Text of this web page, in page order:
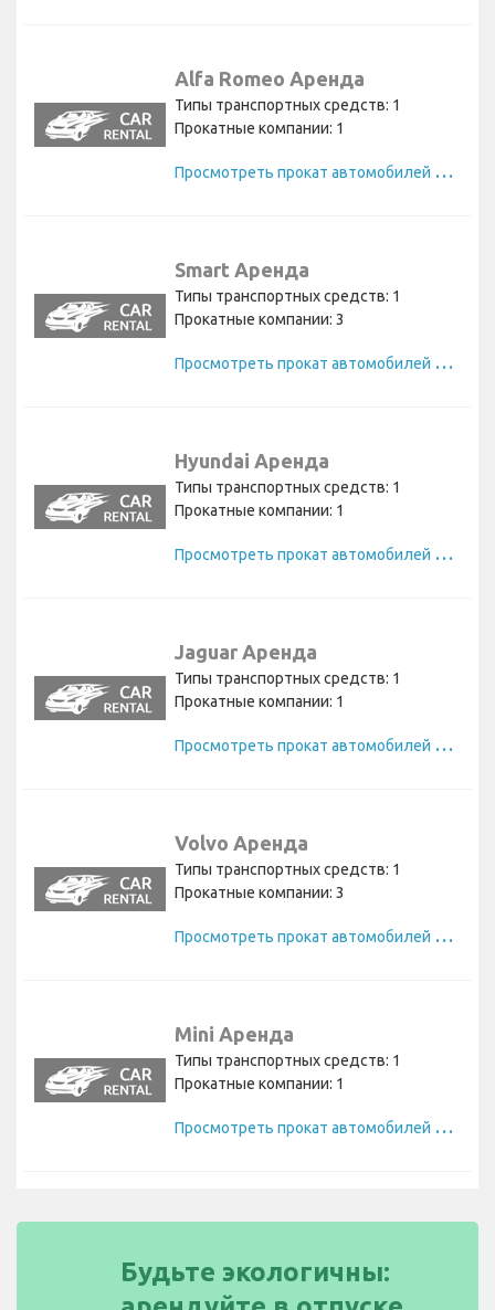
Alfa Romeo Аренда
Типы транспортных средств: 1
Прокатные компании: 1
П
росмотреть прокат автомобилей Alfa Romeo
Smart Аренда
Типы транспортных средств: 1
Прокатные компании: 3
П
росмотреть прокат автомобилей Smart
Hyundai Аренда
Типы транспортных средств: 1
Прокатные компании: 1
П
росмотреть прокат автомобилей Hyundai
Jaguar Аренда
Типы транспортных средств: 1
Прокатные компании: 1
П
росмотреть прокат автомобилей Jaguar
Volvo Аренда
Типы транспортных средств: 1
Прокатные компании: 3
П
росмотреть прокат автомобилей Volvo
Mini Аренда
Типы транспортных средств: 1
Прокатные компании: 1
П
росмотреть прокат автомобилей Mini
Будьте экологичны: